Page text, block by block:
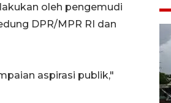
oleh pengemudi
DPR/MPR RI dan
aspirasi publik,"